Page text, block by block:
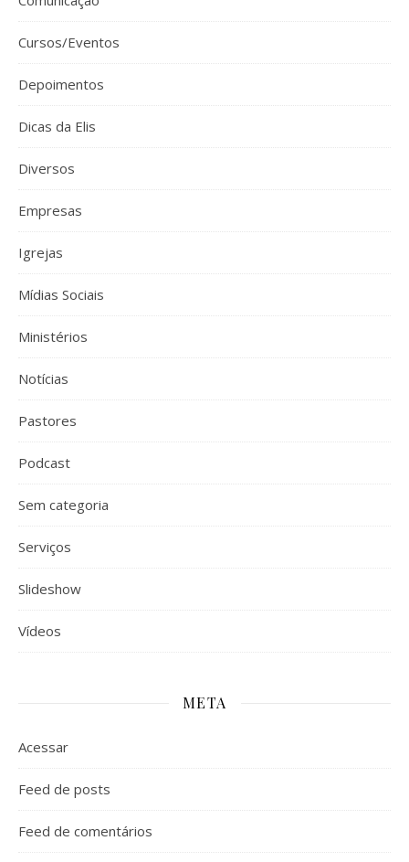
Cursos/Eventos
Depoimentos
Dicas da Elis
Diversos
Empresas
Igrejas
Mídias Sociais
Ministérios
Notícias
Pastores
Podcast
Sem categoria
Serviços
Slideshow
Vídeos
META
Acessar
Feed de posts
Feed de comentários